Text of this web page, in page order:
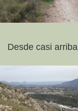
Desde casi arriba